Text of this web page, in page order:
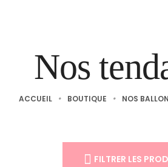
Nos
ACCUEIL • BOUTIQUE • NOS
FILTRER LES